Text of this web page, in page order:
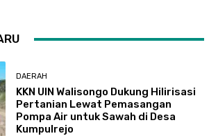
DAERAH
KKN UIN Walisongo Dukung Hilirisasi
Pertanian Lewat Pemasangan
Pompa Air untuk Sawah di Desa
Kumpulrejo